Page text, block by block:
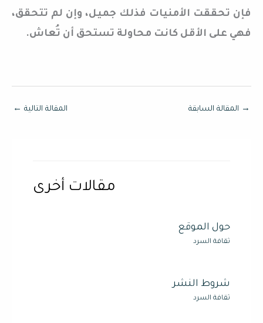
فإن تحققت الأمنيات فذلك جميل، وإن لم تتحقق،
فهي على الأقل كانت محاولة تستحق أن تُعاش.
→ المقالة السابقة المقالة التالية ←
مقالات أخرى
حول الموقع
ثقافة السرد
شروط النشر
ثقافة السرد